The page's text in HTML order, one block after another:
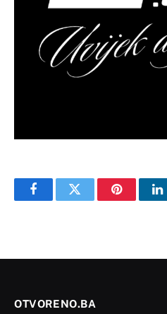
FacebookTwitter Pinterest
OTVORENO.BA